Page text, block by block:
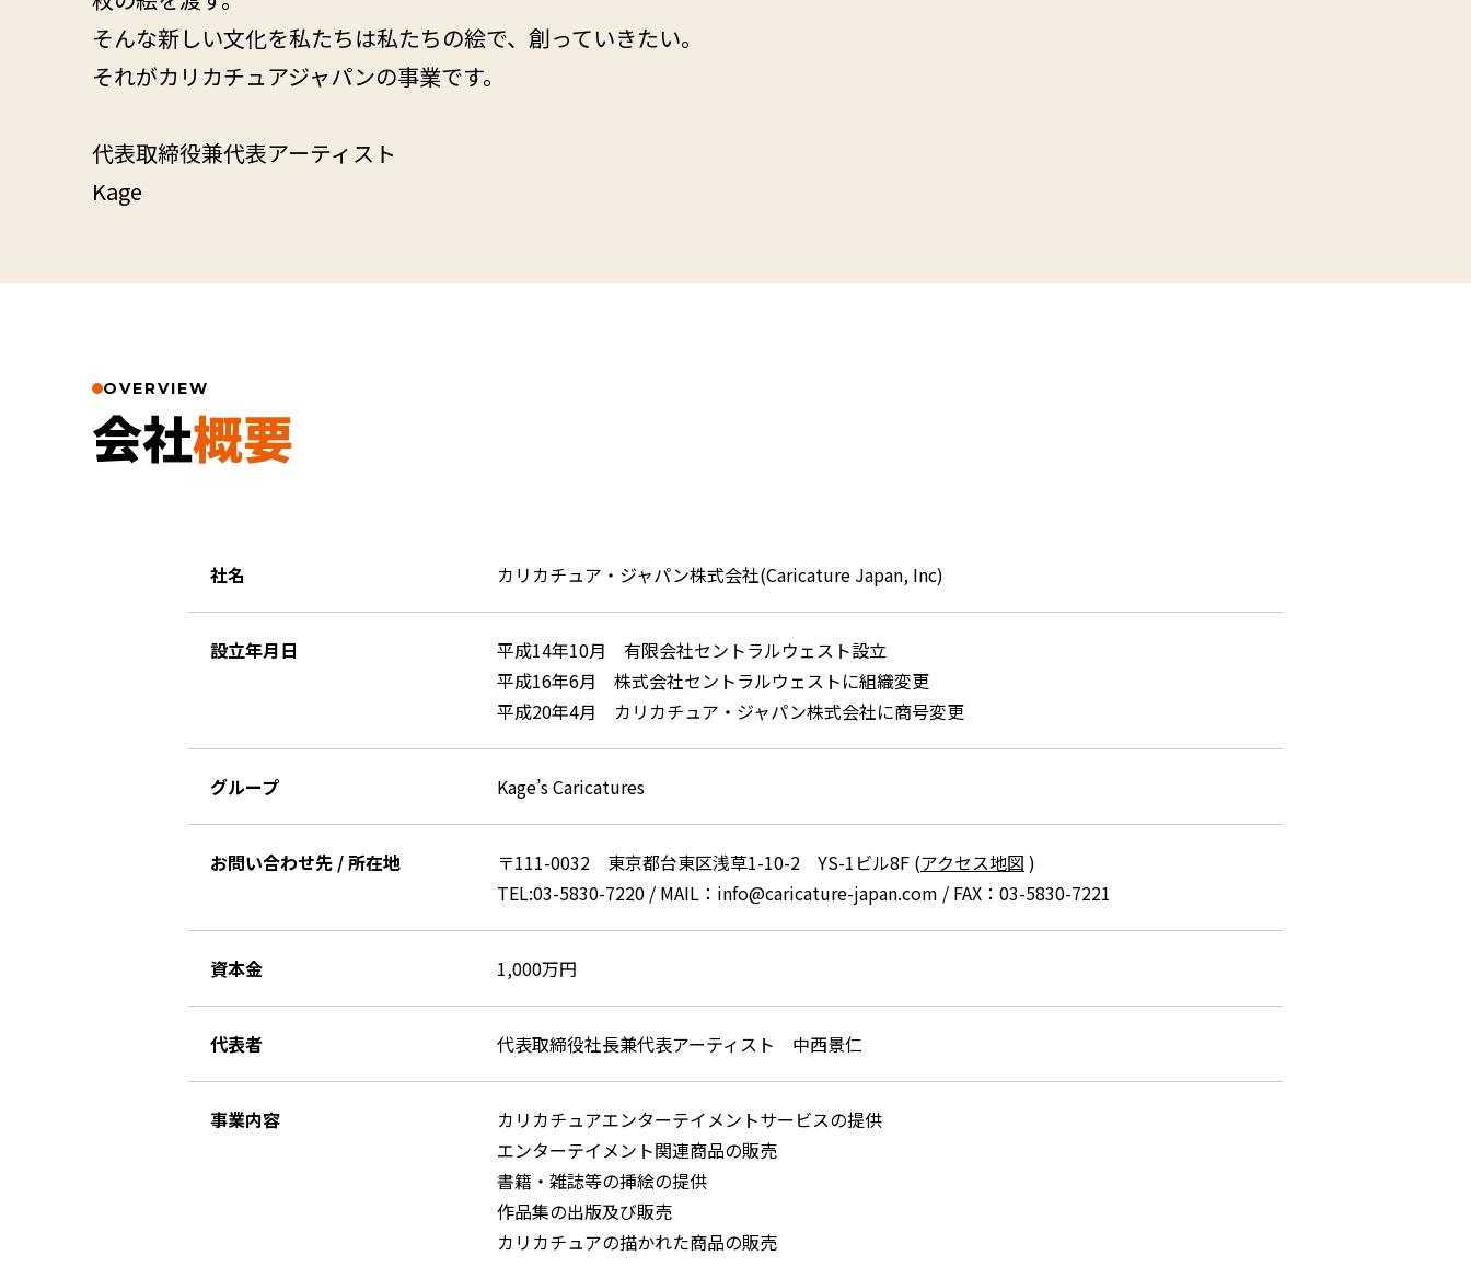
そんな新しい文化を私たちは私たちの絵で、創っていきたい。
それがカリカチュアジャパンの事業です。
代表取締役兼代表アーティスト
Kage
OVERVIEW
会社概要
社名 カリカチュア・ジャパン株式会社(Caricature Japan, Inc)
設立年月日
平成14年10月 有限会社セントラルウェスト設立
平成16年6月 株式会社セントラルウェストに組織変更
平成20年4月 カリカチュア・ジャパン株式会社に商号変更
グループ Kage’s Caricatures
お問い合わせ先 / 所在地 〒111-0032 東京都台東区浅草1-10-2 YS-1ビル8F (アクセス地図 )
TEL:03-5830-7220 / MAIL：info@caricature-japan.com / FAX：03-5830-7221
資本金 1,000万円
代表者 代表取締役社長兼代表アーティスト 中西景仁
事業内容
カリカチュアエンターテイメントサービスの提供
エンターテイメント関連商品の販売
書籍・雑誌等の挿絵の提供
作品集の出版及び販売
カリカチュアの描かれた商品の販売